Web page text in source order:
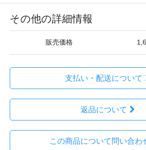
その他の詳細情報
販売価格
支払い・配送について
返品について
この商品について問い合わ